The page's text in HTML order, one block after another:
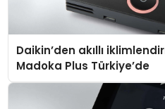
Daikin’den akıllı
Madoka Plus Türkiye’de